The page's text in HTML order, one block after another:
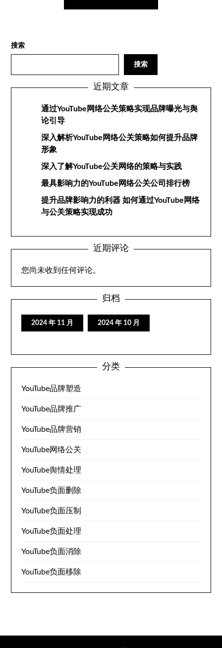
搜索
搜索
近期文章
通过YouTube网络公关策略实现品牌曝光与舆
论引导
深入解析YouTube网络公关策略如何提升品牌
形象
深入了解YouTube公关网络的策略与实践
最具影响力的YouTube网络公关公司排行榜
提升品牌影响力的利器 如何通过YouTube网络
与公关策略实现成功
近期评论
您尚未收到任何评论。
归档
2024 年 11 月 2024 年 10 月
分类
YouTube品牌塑造
YouTube品牌推广
YouTube品牌营销
YouTube网络公关
YouTube舆情处理
YouTube负面删除
YouTube负面压制
YouTube负面处理
YouTube负面消除
YouTube负面移除